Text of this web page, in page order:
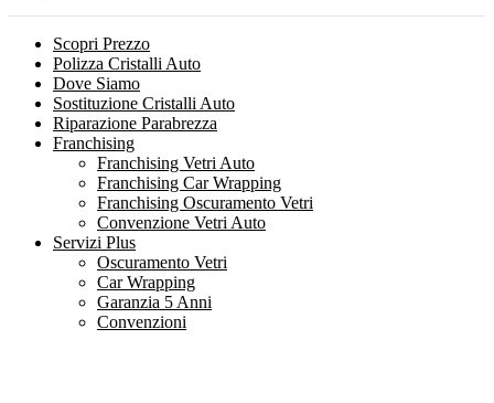
Scopri Prezzo
Polizza Cristalli Auto
Dove Siamo
Sostituzione Cristalli Auto
Riparazione Parabrezza
Franchising
Franchising Vetri Auto
Franchising Car Wrapping
Franchising Oscuramento Vetri
Convenzione Vetri Auto
Servizi Plus
Oscuramento Vetri
Car Wrapping
Garanzia 5 Anni
Convenzioni